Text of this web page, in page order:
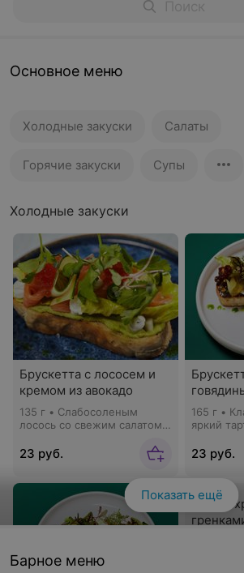
Основное меню
Холодные закуски Салаты
Горячие закуски Супы
Холодные закуски
Брускетта с лососем и
кремом из авокадо
135 г • Слабосоленым
лосось со свежим салатом,
слайсами огурца на
домашней булочке,
муссом и кремом из
авокадо
23 руб.
165 г •
яркий
свежим
сыром
23 руб.
Сало с
Показать ещё
Барное меню